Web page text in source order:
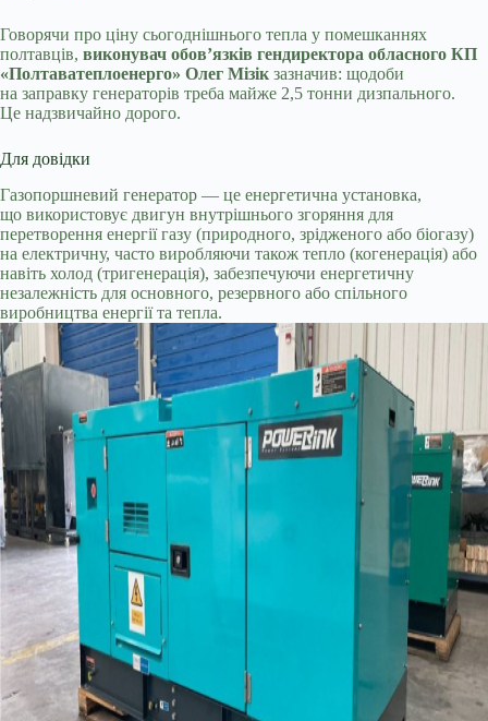
Говорячи про ціну сьогоднішнього тепла у помешканнях
полтавців, виконувач обов’язків гендиректора обласного КП
«Полтаватеплоенерго» Олег Мізік зазначив: щодоби
на заправку генераторів треба майже 2,5 тонни дизпального.
Це надзвичайно дорого.
Для довідки
Газопоршневий генератор — це енергетична установка,
що використовує двигун внутрішнього згоряння для
перетворення енергії газу (природного, зрідженого або біогазу)
на електричну, часто виробляючи також тепло (когенерація) або
навіть холод (тригенерація), забезпечуючи енергетичну
незалежність для основного, резервного або спільного
виробництва енергії та тепла.